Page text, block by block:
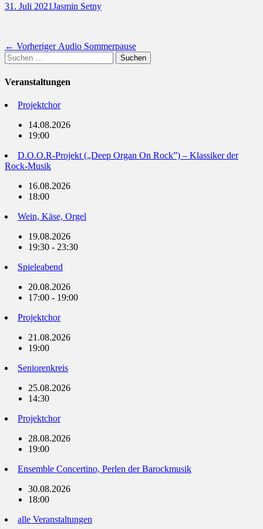
Posted
31. Juli 2021 Autor
Jasmin Setny
Beitragsnavigation
← Vorheriger Vorheriger
Audio Sommerpause
Suchen
nach:
Veranstaltungen
Projektchor
14.08.2026
19:00
D.O.O.R-Projekt („Deep Organ On Rock”) – Klassiker der
Rock-Musik
16.08.2026
18:00
Wein, Käse, Orgel
19.08.2026
19:30 - 23:30
Spieleabend
20.08.2026
17:00 - 19:00
Projektchor
21.08.2026
19:00
Seniorenkreis
25.08.2026
14:30
Projektchor
28.08.2026
19:00
Ensemble Concertino, Perlen der Barockmusik
30.08.2026
18:00
alle Veranstaltungen